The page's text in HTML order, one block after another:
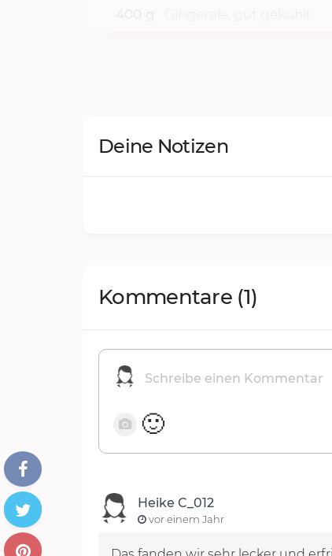
Deine Notizen
Kommentare (1)
🙂
Heike C_012
vor einem Jahr